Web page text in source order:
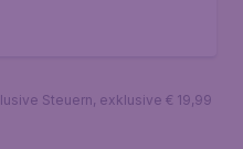
Steuern, exklusive € 19,99